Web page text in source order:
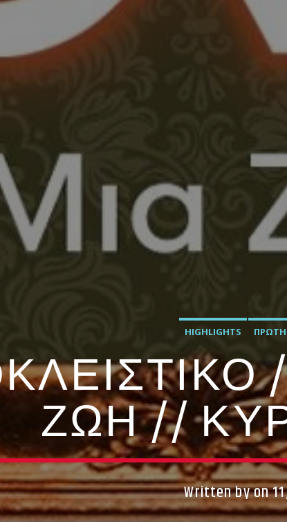
HIGHLIGHTS
//
ΖΩΉ //
Written byon